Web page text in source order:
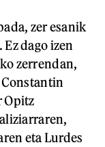
zer esanik
dago izen
zerrendan,
Opitz
eta Lurdes